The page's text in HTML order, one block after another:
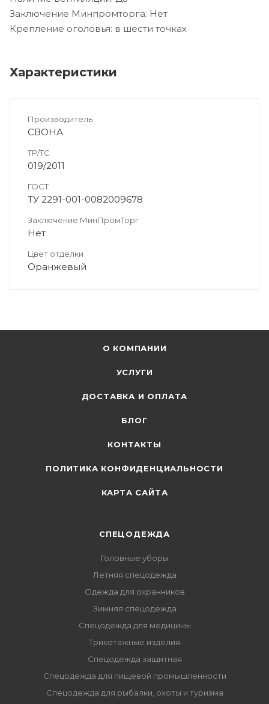
Заключение Минпромторга: Нет
Крепление оголовья: в шести точках
Характеристики
Производитель
СВОНА
ТР/ТС
019/2011
ГОСТ
ТУ 2291-001-0082009678
Заключение МинПромТорг
Нет
Цвет отделки
Оранжевый
О КОМПАНИИ
УСЛУГИ
ДОСТАВКА И ОПЛАТА
БЛОГ
КОНТАКТЫ
ПОЛИТИКА КОНФИДЕНЦИАЛЬНОСТИ
КАРТА САЙТА
СПЕЦОДЕЖДА
Головные уборы
Летняя спецодежда
Одежда для охранников
Зимняя спецодежда
Спецодежда для медицины
Трикотажные изделия
Спецодежда защитная
Спецодежда для пищевой промышленности
Спецодежда для рыбалки, охоты и туризма